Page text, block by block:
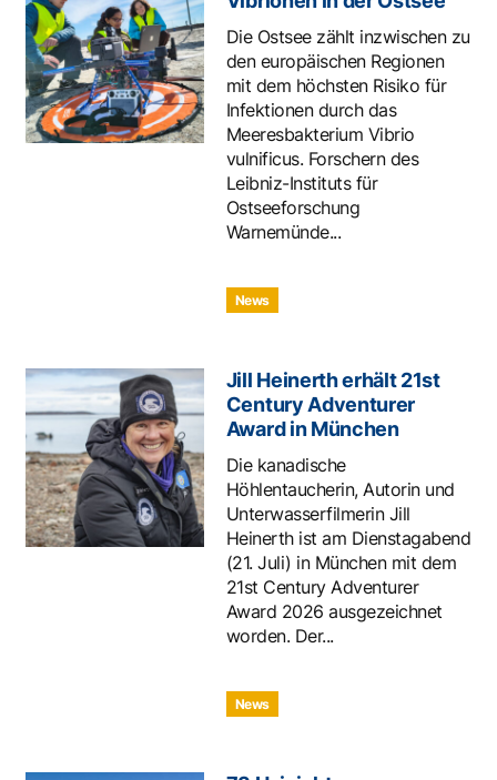
Die Ostsee zählt inzwischen zu
den europäischen Regionen
mit dem höchsten Risiko für
Infektionen durch das
Meeresbakterium Vibrio
vulnificus. Forschern des
Leibniz-Instituts für
Ostseeforschung
Warnemünde...
News
Jill Heinerth erhält 21st
Century Adventurer
Award in München
Die kanadische
Höhlentaucherin, Autorin und
Unterwasserfilmerin Jill
Heinerth ist am Dienstagabend
(21. Juli) in München mit dem
21st Century Adventurer
Award 2026 ausgezeichnet
worden. Der...
News